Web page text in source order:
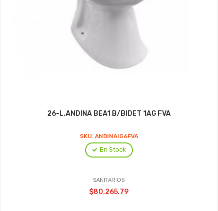
26-L.ANDINA BEA1 B/BIDET 1AG FVA
SKU: ANDINAIG6FVA
En Stock
SANITARIOS
$80,265.79